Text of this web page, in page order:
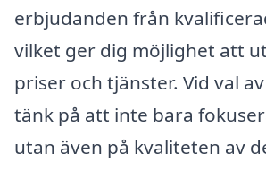
erbjudanden från
vilket ger dig möjlighet att
priser och tjänster. Vid val
tänk på att inte bara
utan även på kvaliteten av